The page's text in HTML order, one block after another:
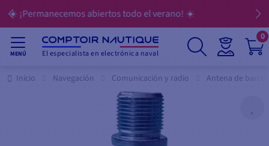
💳 Pague sus compras en 3, 4, 10 o 12 cuotas
MENÚ El especialista en electrónica naval
0
Inicio Navegación Comunicación y radio Antena de barco